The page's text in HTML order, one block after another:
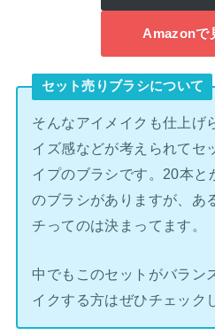
Amazonで
セット売りブラシについて
そんなアイメイクも仕上げ
イズ感などが考えられてセ
イプのブラシです。20本と
のブラシがありますが、あ
チってのは決まってます。
中でもこのセットがバラン
イクする方はぜひチェック